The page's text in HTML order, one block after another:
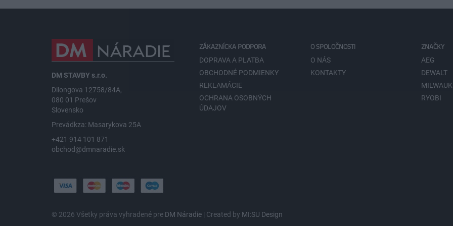
DM STAVBY s.r.o.
Dilongova 12758/84A,
080 01 Prešov
Slovensko
Prevádkza: Masarykova 25A
+421 914 101 871
obchod@dmnaradie.sk
ZÁKAZNÍCKA PODPORA
DOPRAVA A PLATBA
OBCHODNÉ PODMIENKY
REKLAMÁCIE
OCHRANA OSOBNÝCH
ÚDAJOV
O SPOLOČNOSTI
O NÁS
KONTAKTY
ZNAČKY
AEG
DEWALT
RYOBI
© 2026 Všetky práva vyhradené pre DM Náradie | Created by MI:SU Design